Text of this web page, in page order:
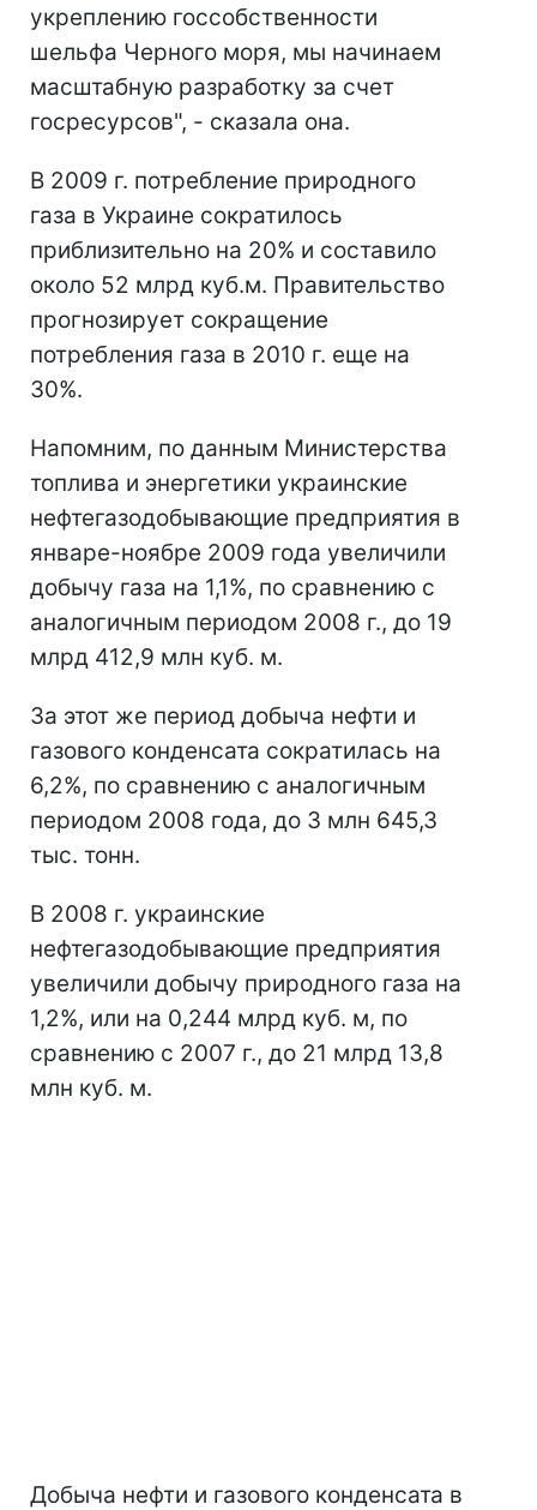
укреплению госсобственности
шельфа Черного моря, мы начинаем
масштабную разработку за счет
госресурсов", - сказала она.
В 2009 г. потребление природного
газа в Украине сократилось
приблизительно на 20% и составило
около 52 млрд куб.м. Правительство
прогнозирует сокращение
потребления газа в 2010 г. еще на
30%.
Напомним, по данным Министерства
топлива и энергетики украинские
нефтегазодобывающие предприятия в
январе-ноябре 2009 года увеличили
добычу газа на 1,1%, по сравнению с
аналогичным периодом 2008 г., до 19
млрд 412,9 млн куб. м.
За этот же период добыча нефти и
газового конденсата сократилась на
6,2%, по сравнению с аналогичным
периодом 2008 года, до 3 млн 645,3
тыс. тонн.
В 2008 г. украинские
нефтегазодобывающие предприятия
увеличили добычу природного газа на
1,2%, или на 0,244 млрд куб. м, по
сравнению с 2007 г., до 21 млрд 13,8
млн куб. м.
Добыча нефти и газового конденсата в